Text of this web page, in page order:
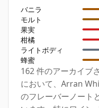
バニラ
モルト
果実
柑橘
ライトボディ
蜂蜜
162 件のアーカイブ
において、Arran
のフレーバーノート